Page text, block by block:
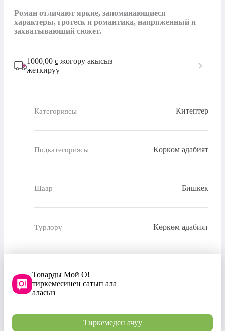
Роман отличают яркие, запоминающиеся
характеры, гротеск и романтика, напряженный и
захватывающий сюжет.
1000,00 с жогору акысыз
жеткирүү
Категориясы Китептер
Подкатегориясы Көркөм адабият
Шаар Бишкек
Түрлөрү Көркөм адабият
Товарды Мой О!
тиркемесинен сатып ала
аласыз
Тиркемеден ачуу